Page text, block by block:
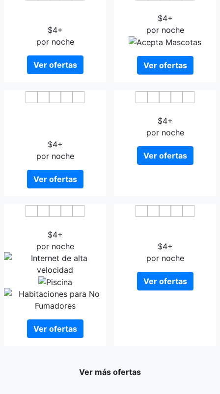
$4+
por noche
Ver ofertas
$4+
por noche
Ver ofertas
$4+
por noche
Ver ofertas
$4+
por noche
Ver ofertas
$4+
por noche
Ver ofertas
$4+
por noche
Ver ofertas
Ver más ofertas